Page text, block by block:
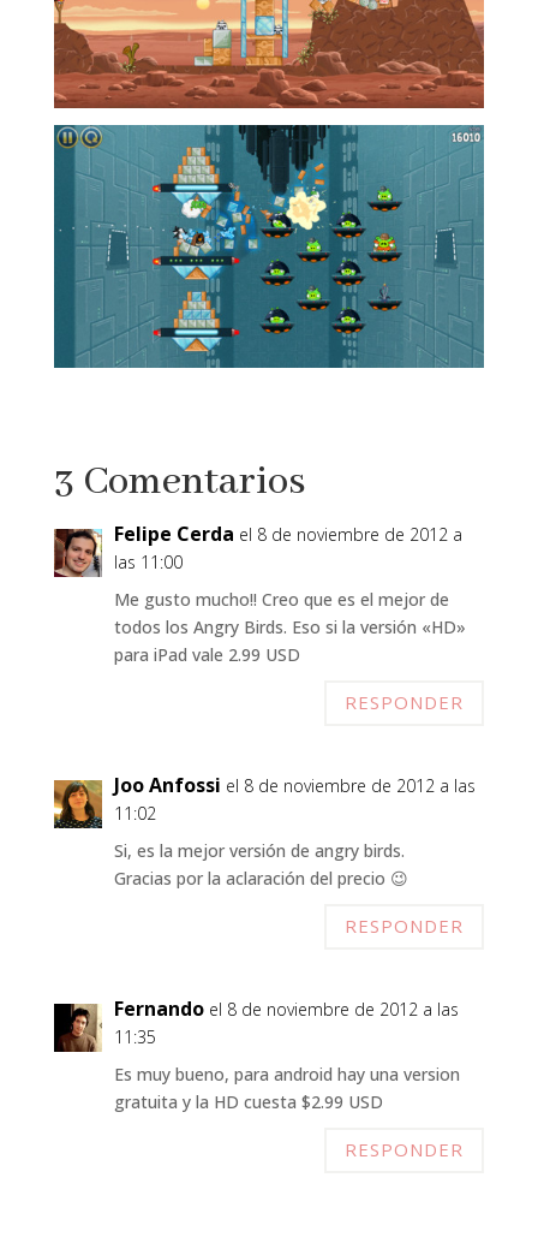
3 Comentarios
Felipe Cerda el 8 de noviembre de 2012 a
las 11:00
Me gusto mucho!! Creo que es el mejor de
todos los Angry Birds. Eso si la versión «HD»
para iPad vale 2.99 USD
RESPONDER
Joo Anfossi el 8 de noviembre de 2012 a las
11:02
Si, es la mejor versión de angry birds.
Gracias por la aclaración del precio 😉
RESPONDER
Fernando el 8 de noviembre de 2012 a las
11:35
Es muy bueno, para android hay una version
gratuita y la HD cuesta $2.99 USD
RESPONDER